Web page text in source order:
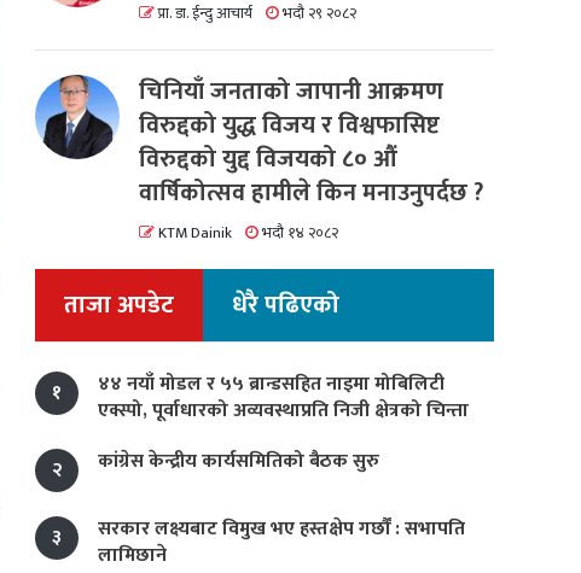
प्रा. डा. ईन्दु आचार्य भदौ २९ २०८२
चिनियाँ जनताको जापानी आक्रमण
विरुद्दको युद्ध विजय र विश्वफासिष्ट
विरुद्दको युद्द विजयको ८० औं
वार्षिकोत्सव हामीले किन मनाउनुपर्दछ ?
KTM Dainik भदौ १४ २०८२
ताजा अपडेट धेरै पढिएको
१
४४ नयाँ मोडल र ५५ ब्रान्डसहित नाइमा मोबिलिटी
एक्स्पो, पूर्वाधारको अव्यवस्थाप्रति निजी क्षेत्रको चिन्ता
२
कांग्रेस केन्द्रीय कार्यसमितिको बैठक सुरु
३
सरकार लक्ष्यबाट विमुख भए हस्तक्षेप गर्छौं : सभापति
लामिछाने